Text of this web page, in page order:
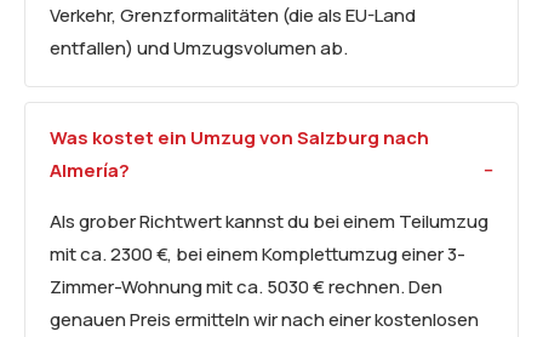
Verkehr, Grenzformalitäten (die als EU-Land
entfallen) und Umzugsvolumen ab.
Was kostet ein Umzug von Salzburg nach
Almería?
Als grober Richtwert kannst du bei einem Teilumzug
mit ca. 2300 €, bei einem Komplettumzug einer 3-
Zimmer-Wohnung mit ca. 5030 € rechnen. Den
genauen Preis ermitteln wir nach einer kostenlosen